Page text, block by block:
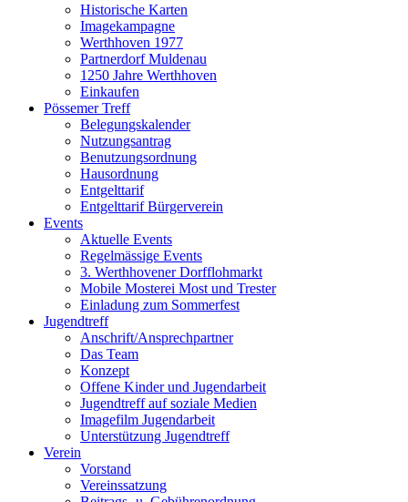
Historische Karten
Imagekampagne
Werthhoven 1977
Partnerdorf Muldenau
1250 Jahre Werthhoven
Einkaufen
Pössemer Treff
Belegungskalender
Nutzungsantrag
Benutzungsordnung
Hausordnung
Entgelttarif
Entgelttarif Bürgerverein
Events
Aktuelle Events
Regelmässige Events
3. Werthhovener Dorfflohmarkt
Mobile Mosterei Most und Trester
Einladung zum Sommerfest
Jugendtreff
Anschrift/Ansprechpartner
Das Team
Konzept
Offene Kinder und Jugendarbeit
Jugendtreff auf soziale Medien
Imagefilm Jugendarbeit
Unterstützung Jugendtreff
Verein
Vorstand
Vereinssatzung